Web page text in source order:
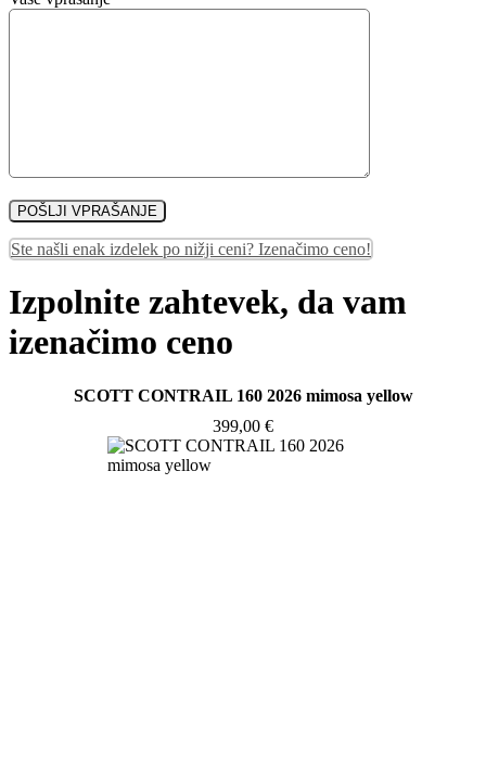
Ste našli enak izdelek po nižji ceni? Izenačimo ceno!
Izpolnite zahtevek, da vam
izenačimo ceno
SCOTT CONTRAIL 160 2026 mimosa yellow
399,00 €